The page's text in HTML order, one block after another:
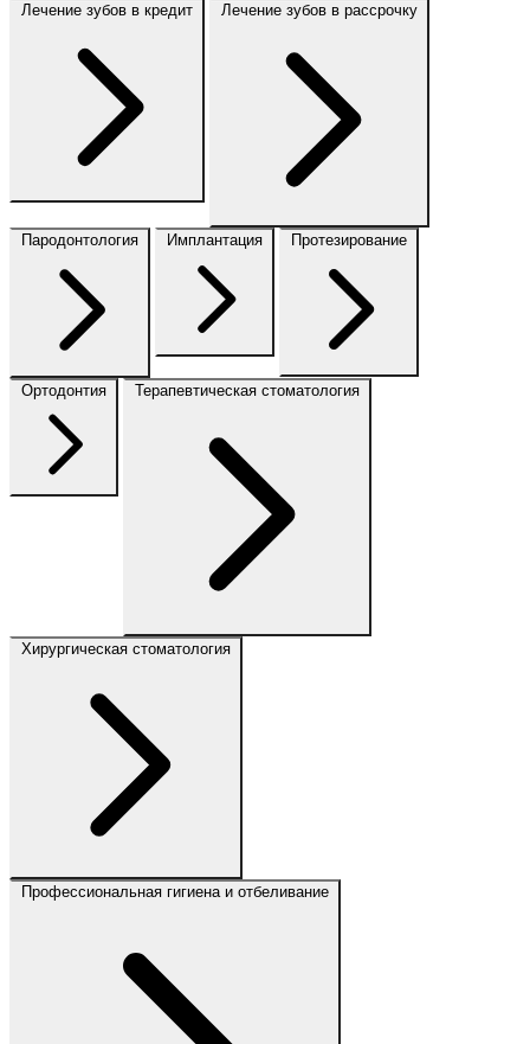
Лечение зубов в кредит Лечение зубов в рассрочку
Пародонтология Имплантация Протезирование
Ортодонтия Терапевтическая стоматология
Хирургическая стоматология
Профессиональная гигиена и отбеливание